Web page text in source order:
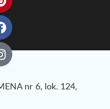
nr 6, lok. 124,